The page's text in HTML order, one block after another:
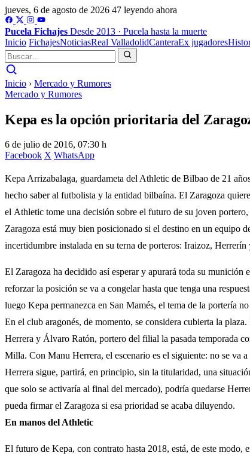
jueves, 6 de agosto de 2026 47 leyendo ahora
Pucela Fichajes Desde 2013 · Pucela hasta la muerte
Inicio FichajesNoticiasReal ValladolidCanteraEx jugadores
Inicio › Mercado y Rumores
Mercado y Rumores
Kepa es la opción prioritaria del
6 de julio de 2016, 07:30 h
Facebook X WhatsApp
Kepa Arrizabalaga, guardameta del Athletic de Bilbao de 21
hecho saber al futbolista y la entidad bilbaína. El Zaragoza
el Athletic tome una decisión sobre el futuro de su joven
Zaragoza está muy bien posicionado si el destino en un equipo
incertidumbre instalada en su terna de porteros: Iraizoz, Herrerín
El Zaragoza ha decidido así esperar y apurará toda su
reforzar la posición se va a congelar hasta que tenga una
luego Kepa permanezca en San Mamés, el tema de la portería
En el club aragonés, de momento, se considera cubierta la
Herrera y Álvaro Ratón, portero del filial la pasada temporada
Milla. Con Manu Herrera, el escenario es el siguiente: no se va
Herrera sigue, partirá, en principio, sin la titularidad, una
que solo se activaría al final del mercado), podría quedarse
pueda firmar el Zaragoza si esa prioridad se acaba diluyendo.
En manos del Athletic
El futuro de Kepa, con contrato hasta 2018, está, de este